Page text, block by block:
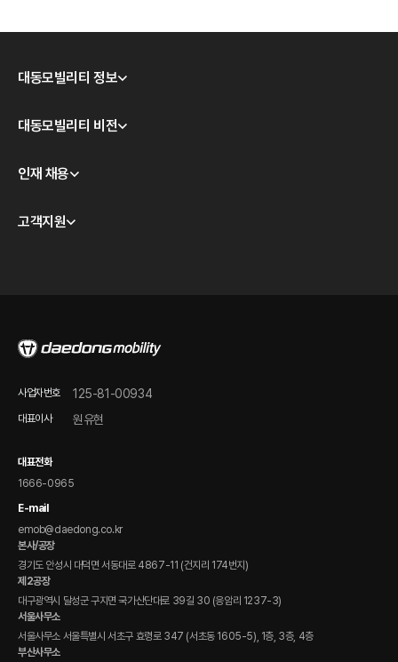
대동모빌리티 정보
회사소개
경영이념
대동모빌리티 비전
모빌리티 테크놀로지
인재 채용
채용 안내
고객지원
FAQ
제품 자료 다운로드
사업자번호 125-81-00934
대표이사 원유현
대표전화
1666-0965
E-mail
emob@daedong.co.kr
본사/공장
경기도 안성시 대덕면 서동대로 4867-11 (건지리 174번지)
제2공장
대구광역시 달성군 구지면 국가산단대로 39길 30 (응암리 1237-3)
서울사무소
서울사무소 서울특별시 서초구 효령로 347 (서초동 1605-5), 1층, 3층, 4층
부산사무소